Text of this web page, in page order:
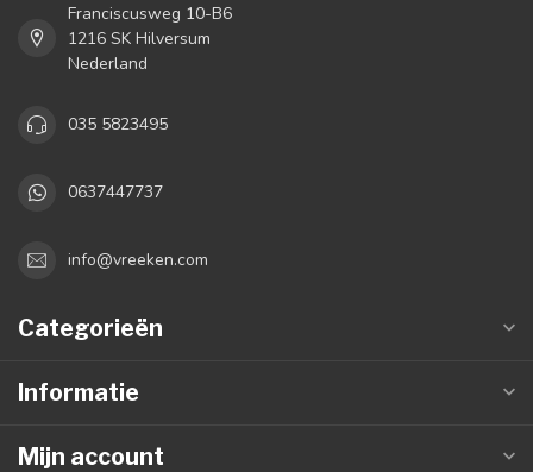
Franciscusweg 10-B6
1216 SK Hilversum
Nederland
035 5823495
0637447737
info@vreeken.com
Categorieën
Informatie
Mijn account